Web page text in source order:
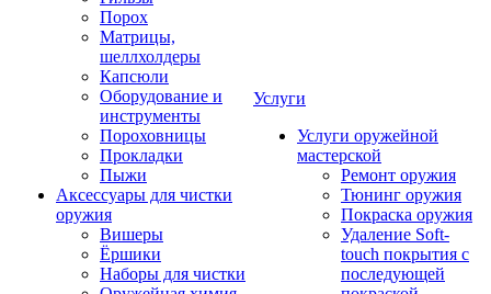
Порох
Матрицы,
шеллхолдеры
Капсюли
Оборудование и
инструменты
Пороховницы
Прокладки
Пыжи
Аксессуары для чистки
оружия
Вишеры
Ёршики
Наборы для чистки
Услуги
Услуги оружейной
мастерской
Ремонт оружия
Тюнинг оружия
Покраска оружия
Удаление Soft-
touch покрытия с
последующей